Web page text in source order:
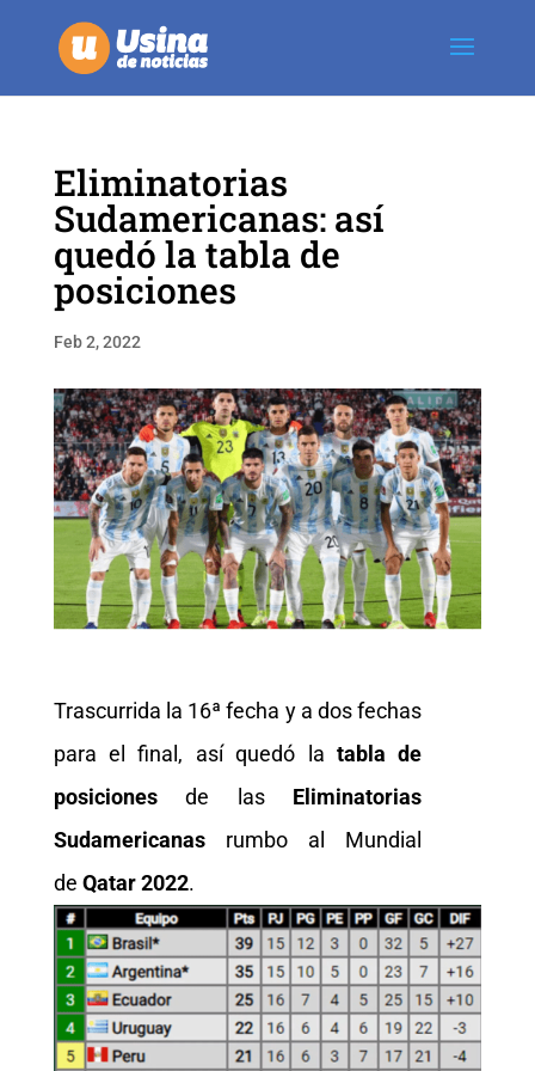
Eliminatorias
Sudamericanas: así
quedó la tabla de
posiciones
Feb 2, 2022
Trascurrida la 16ª fecha y a dos fechas
para el final, así quedó la tabla de
posicionesde las Eliminatorias
Sudamericanasrumbo al Mundial
de Qatar 2022.